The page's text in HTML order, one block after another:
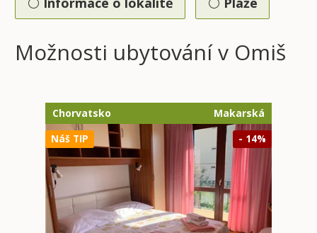
Možnosti ubytování v Omiš
Chorvatsko Makarská
Náš TIP - 14%